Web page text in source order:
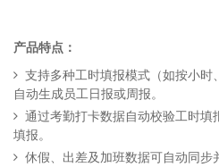
产品特点：
支持多种工时填报模式（如按小时
自动生成员工日报或周报。
通过考勤打卡数据自动校验工时填
填报。
休假、出差及加班数据可自动同步